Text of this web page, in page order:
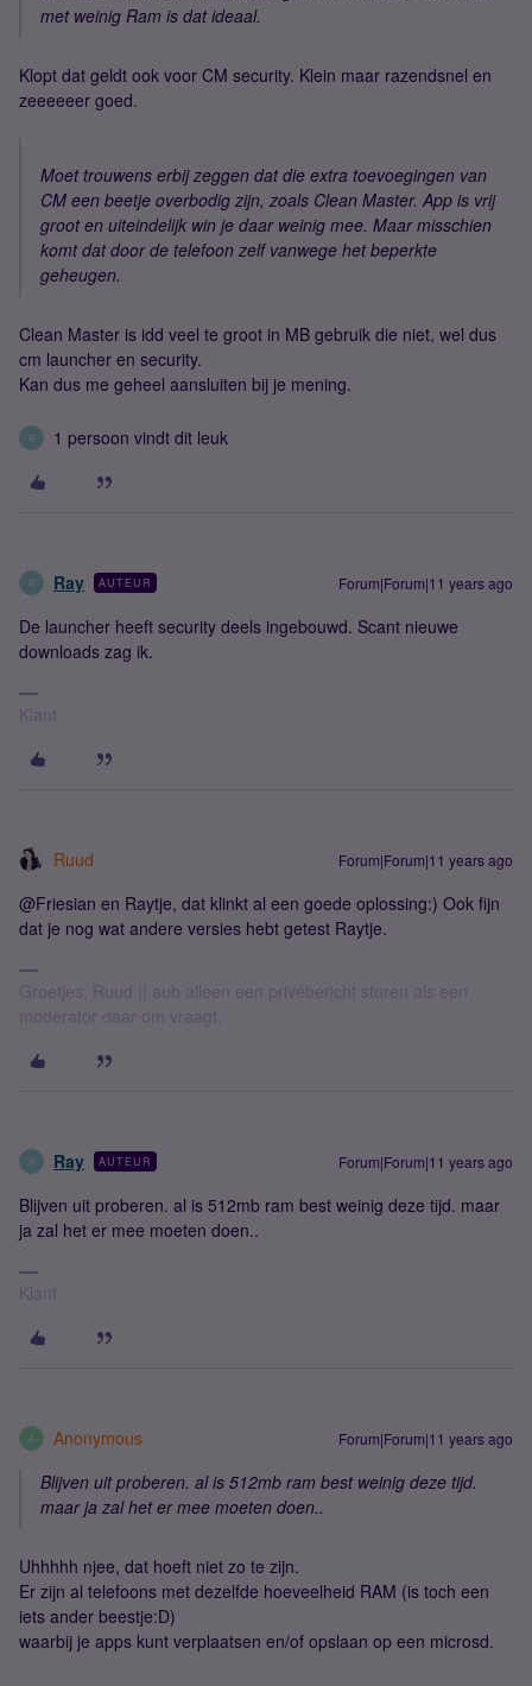
met weinig Ram is dat ideaal.
Klopt dat geldt ook voor CM security. Klein maar razendsnel en
zeeeeeer goed.
Moet trouwens erbij zeggen dat die extra toevoegingen van
CM een beetje overbodig zijn, zoals Clean Master. App is vrij
groot en uiteindelijk win je daar weinig mee. Maar misschien
komt dat door de telefoon zelf vanwege het beperkte
geheugen.
Clean Master is idd veel te groot in MB gebruik die niet, wel dus
cm launcher en security.
Kan dus me geheel aansluiten bij je mening.
R 1 persoon vindt dit leuk
R Ray AUTEUR Forum|Forum|11 years ago
De launcher heeft security deels ingebouwd. Scant nieuwe
downloads zag ik.
Klant
Ruud Forum|Forum|11 years ago
@Friesian en Raytje, dat klinkt al een goede oplossing:) Ook fijn
dat je nog wat andere versies hebt getest Raytje.
Groetjes, Ruud || aub alleen een privébericht sturen als een
moderator daar om vraagt.
R Ray AUTEUR Forum|Forum|11 years ago
Blijven uit proberen. al is 512mb ram best weinig deze tijd. maar
ja zal het er mee moeten doen..
Klant
A Anonymous Forum|Forum|11 years ago
Blijven uit proberen. al is 512mb ram best weinig deze tijd.
maar ja zal het er mee moeten doen..
Uhhhhh njee, dat hoeft niet zo te zijn.
Er zijn al telefoons met dezelfde hoeveelheid RAM (is toch een
iets ander beestje:D)
waarbij je apps kunt verplaatsen en/of opslaan op een microsd.